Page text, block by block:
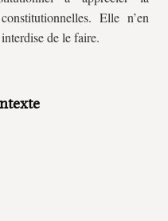
Elle n’en
de le faire.